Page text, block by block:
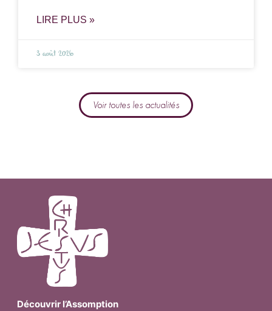
LIRE PLUS »
3 août 2026
Voir toutes les actualités
Découvrir l’Assomption